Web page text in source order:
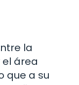
la
área
que a su